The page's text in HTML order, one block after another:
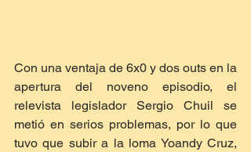
Con una ventaja de 6x0 y dos outs en la
apertura del noveno episodio, el
relevista legislador Sergio Chuil se
metió en serios problemas, por lo que
tuvo que subir a la loma Yoandy Cruz,